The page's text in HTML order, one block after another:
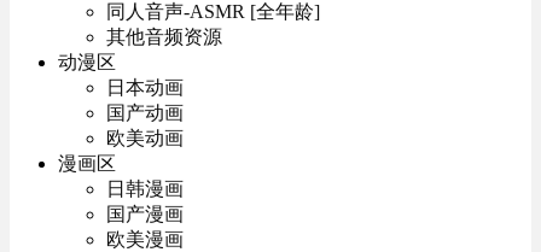
同人音声-ASMR [全年龄]
其他音频资源
动漫区
日本动画
国产动画
欧美动画
漫画区
日韩漫画
国产漫画
欧美漫画